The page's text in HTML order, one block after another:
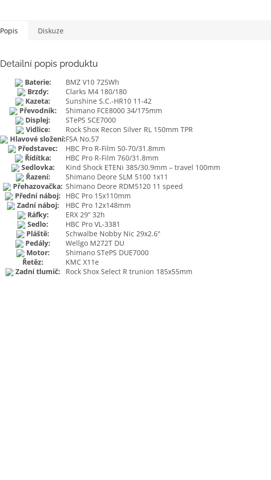
Popis Diskuze
Detailní popis produktu
Baterie:
BMZ V10 725Wh
Brzdy:
Clarks M4 180/180
Kazeta:
Sunshine S.C.-HR10 11-42
Převodník:
Shimano FCE8000 34/175mm
Displej:
STePS SCE7000
Vidlice:
Rock Shox Recon Silver RL 150mm TPR
Hlavové složení:FSA No.57
Představec:
HBC Pro R-Film 50-70/31.8mm
Řídítka:
HBC Pro R-Film 760/31.8mm
Sedlovka:
Kind Shock ETENi 385/30.9mm – travel 100mm
Řazení:
Shimano Deore SLM 5100 1x11
Přehazovačka: Shimano Deore RDM5120 11 speed
Přední náboj:
HBC Pro 15x110mm
Zadní náboj:
HBC Pro 12x148mm
Ráfky:
ERX 29” 32h
Sedlo:
HBC Pro VL-3381
Pláště:
Schwalbe Nobby Nic 29x2.6"
Pedály:
Wellgo M272T DU
Motor:
Shimano STePS DUE7000
Řetěz:
KMC X11e
Zadní tlumič:
Rock Shox Select R trunion 185x55mm